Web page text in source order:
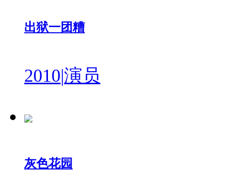
出狱一团糟
2010|演员
灰色花园